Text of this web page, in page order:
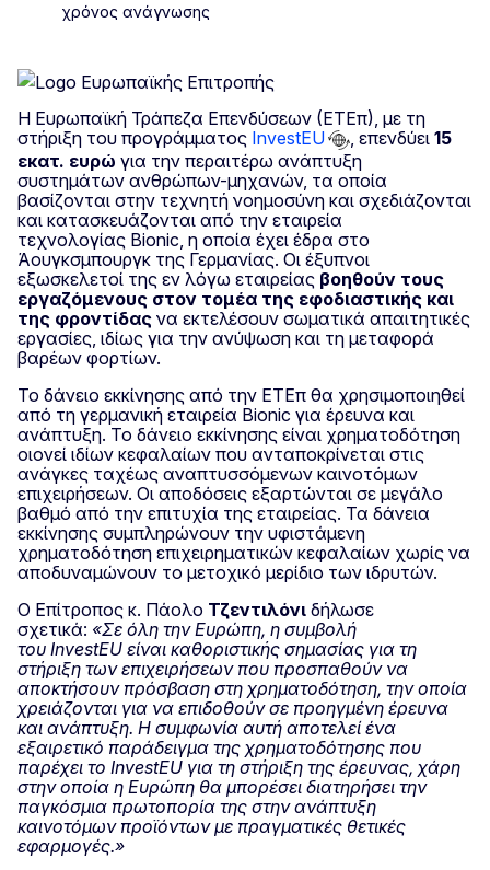
χρόνος ανάγνωσης
Η Ευρωπαϊκή Τράπεζα Επενδύσεων (ΕΤΕπ), με τη
στήριξη του προγράμματος InvestEU , επενδύει 15
εκατ. ευρώ για την περαιτέρω ανάπτυξη
συστημάτων ανθρώπων-μηχανών, τα οποία
βασίζονται στην τεχνητή νοημοσύνη και σχεδιάζονται
και κατασκευάζονται από την εταιρεία
τεχνολογίας Bionic, η οποία έχει έδρα στο
Άουγκσμπουργκ της Γερμανίας. Οι έξυπνοι
εξωσκελετοί της εν λόγω εταιρείας βοηθούν τους
εργαζόμενους στον τομέα της εφοδιαστικής και
της φροντίδας να εκτελέσουν σωματικά απαιτητικές
εργασίες, ιδίως για την ανύψωση και τη μεταφορά
βαρέων φορτίων.
Το δάνειο εκκίνησης από την ΕΤΕπ θα χρησιμοποιηθεί
από τη γερμανική εταιρεία Bionic για έρευνα και
ανάπτυξη. Το δάνειο εκκίνησης είναι χρηματοδότηση
οιονεί ιδίων κεφαλαίων που ανταποκρίνεται στις
ανάγκες ταχέως αναπτυσσόμενων καινοτόμων
επιχειρήσεων. Οι αποδόσεις εξαρτώνται σε μεγάλο
βαθμό από την επιτυχία της εταιρείας. Τα δάνεια
εκκίνησης συμπληρώνουν την υφιστάμενη
χρηματοδότηση επιχειρηματικών κεφαλαίων χωρίς να
αποδυναμώνουν το μετοχικό μερίδιο των ιδρυτών.
Ο Eπίτροπος κ. Πάολο Τζεντιλόνι δήλωσε
σχετικά: «Σε όλη την Ευρώπη, η συμβολή
του InvestEU είναι καθοριστικής σημασίας για τη
στήριξη των επιχειρήσεων που προσπαθούν να
αποκτήσουν πρόσβαση στη χρηματοδότηση, την οποία
χρειάζονται για να επιδοθούν σε προηγμένη έρευνα
και ανάπτυξη. Η συμφωνία αυτή αποτελεί ένα
εξαιρετικό παράδειγμα της χρηματοδότησης που
παρέχει το InvestEU για τη στήριξη της έρευνας, χάρη
στην οποία η Ευρώπη θα μπορέσει διατηρήσει την
παγκόσμια πρωτοπορία της στην ανάπτυξη
καινοτόμων προϊόντων με πραγματικές θετικές
εφαρμογές.»